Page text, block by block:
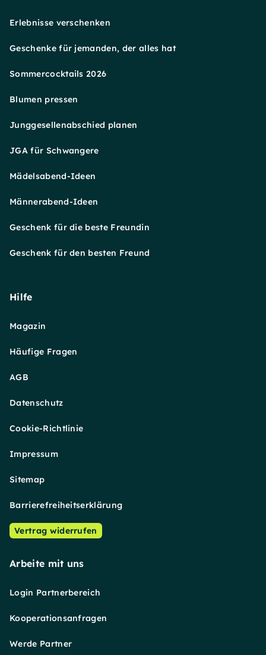
Erlebnisse verschenken
Geschenke für jemanden, der alles hat
Sommercocktails 2026
Blumen pressen
Junggesellenabschied planen
JGA für Schwangere
Mädelsabend-Ideen
Männerabend-Ideen
Geschenk für die beste Freundin
Geschenk für den besten Freund
Hilfe
Magazin
Häufige Fragen
AGB
Datenschutz
Cookie-Richtlinie
Impressum
Sitemap
Barrierefreiheitserklärung
Vertrag widerrufen
Arbeite mit uns
Login Partnerbereich
Kooperationsanfragen
Werde Partner